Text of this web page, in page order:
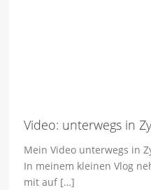
Video: unterwegs in
Mein Video unterwegs in
In meinem kleinen Vlog
mit auf […]